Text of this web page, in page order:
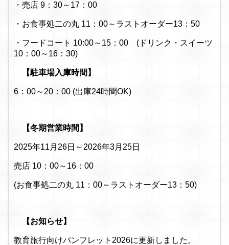
・売店 9：30～17：00
・お食事処二の丸 11：00～ラストオーダー13：50
・フードコート 10:00～15：00 (ドリンク・スイーツ
10：00～16：30)
【駐車場入庫時間】
6：00～20：00 (出庫24時間OK)
【冬期営業時間】
2025年11月26日～2026年3月25日
売店 10：00～16：00
(お食事処二の丸 11：00～ラストオーダー13：50)
【お知らせ】
教育旅行向けパンフレット2026に更新しました。